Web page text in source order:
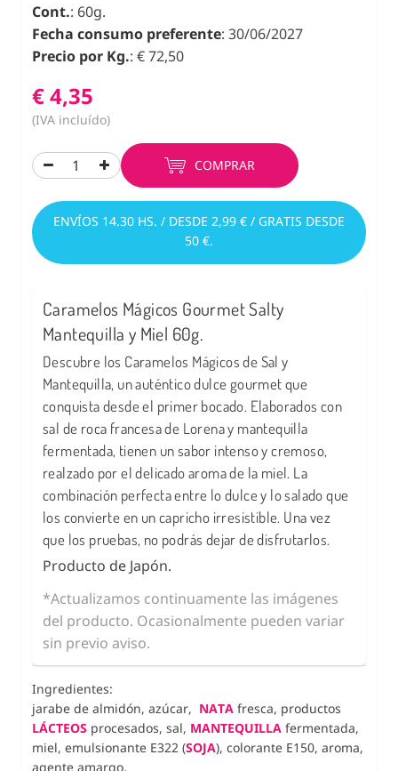
Cont.: 60g.
Fecha consumo preferente: 30/06/2027
Precio por Kg.: € 72,50
€ 4,35
(IVA incluído)
COMPRAR
ENVÍOS 14.30 HS. / DESDE 2,99 € / GRATIS DESDE
50 €.
Caramelos Mágicos Gourmet Salty
Mantequilla y Miel 60g.
Descubre los Caramelos Mágicos de Sal y
Mantequilla, un auténtico dulce gourmet que
conquista desde el primer bocado. Elaborados con
sal de roca francesa de Lorena y mantequilla
fermentada, tienen un sabor intenso y cremoso,
realzado por el delicado aroma de la miel. La
combinación perfecta entre lo dulce y lo salado que
los convierte en un capricho irresistible. Una vez
que los pruebas, no podrás dejar de disfrutarlos.
Producto de Japón.
*Actualizamos continuamente las imágenes
del producto. Ocasionalmente pueden variar
sin previo aviso.
Ingredientes:
jarabe de almidón, azúcar, NATA fresca, productos
LÁCTEOS procesados, sal, MANTEQUILLA fermentada,
miel, emulsionante E322 (SOJA), colorante E150, aroma,
agente amargo.